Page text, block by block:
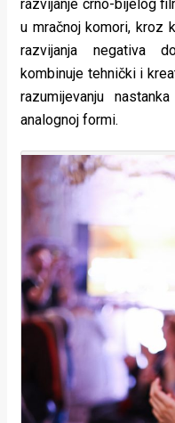
razvijanje crno-bijelog
u mračnoj komori, kroz
razvijanja negativa
kombinuje tehnički i
razumijevanju
analognoj formi.